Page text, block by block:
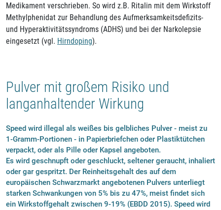
Medikament verschrieben. So wird z.B. Ritalin mit dem Wirkstoff
Methylphenidat zur Behandlung des Aufmerksamkeitsdefizits-
und Hyperaktivitätssyndroms (ADHS) und bei der Narkolepsie
eingesetzt (vgl. Hirndoping).
Pulver mit großem Risiko und
langanhaltender Wirkung
Speed wird illegal als weißes bis gelbliches Pulver - meist zu
1-Gramm-Portionen - in Papierbriefchen oder Plastiktütchen
verpackt, oder als Pille oder Kapsel angeboten.
Es wird geschnupft oder geschluckt, seltener geraucht, inhaliert
oder gar gespritzt. Der Reinheitsgehalt des auf dem
europäischen Schwarzmarkt angebotenen Pulvers unterliegt
starken Schwankungen von 5% bis zu 47%, meist findet sich
ein Wirkstoffgehalt zwischen 9-19% (EBDD 2015). Speed wird